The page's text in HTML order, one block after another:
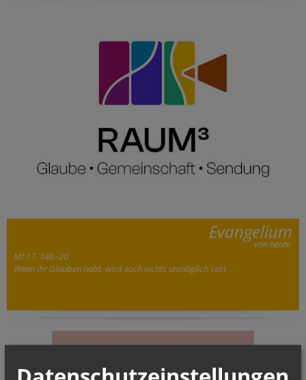
Evangelium
von heute
Mt 17, 14b–20
Wenn ihr Glauben habt, wird euch nichts unmöglich sein